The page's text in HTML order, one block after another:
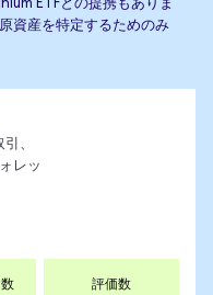
ETFとの提携もありま
資産を特定するためのみ
、
レッ
評価数